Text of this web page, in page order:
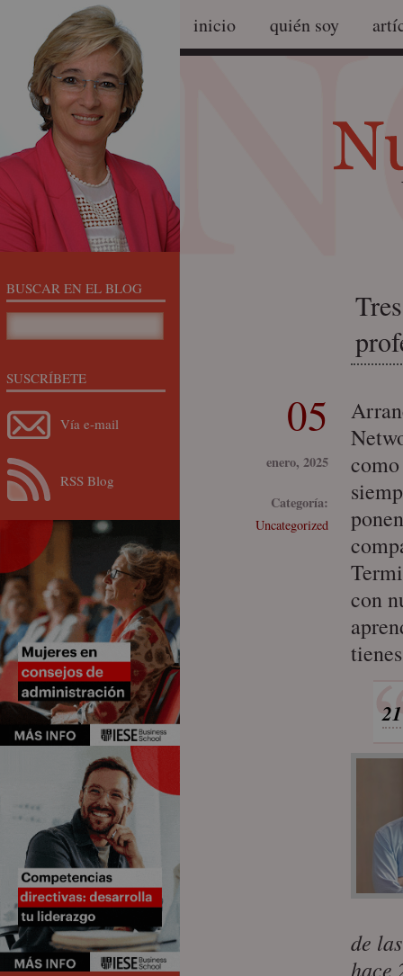
inicio quién soy
05
enero, 2025
Categoría:
Uncategorized
con
de
hace
BUSCAR EN EL BLOG
SUSCRÍBETE
Vía e-mail
RSS Blog